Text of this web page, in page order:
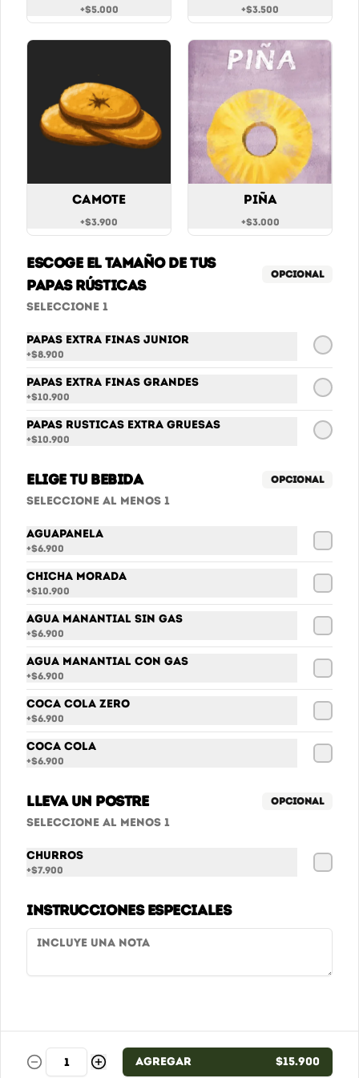
Coca Cola Original
Coca cola original 400ml
Coca Cola Zero
Sprite
Sprite
$6.900
Conócenos
Cobertura
Promociones - Términos y condiciones
Política de privacidad
Mi cuenta
Iniciar sesión
+$5.000 +$3.500
Camote
+$3.900
Piña
+$3.000
Escoge el tamaño de tus
papas Rústicas
Opcional
Seleccione 1
Papas Extra finas Junior
+$8.900
Papas Extra finas Grandes
+$10.900
Papas Rusticas Extra Gruesas
+$10.900
Elige tu bebida Opcional
Seleccione al menos 1
Aguapanela
+$6.900
Chicha Morada
+$10.900
Agua Manantial sin gas
+$6.900
Agua Manantial con gas
+$6.900
Coca Cola Zero
+$6.900
Coca Cola
+$6.900
Lleva un postre Opcional
Seleccione al menos 1
Churros
+$7.900
Instrucciones especiales
Agregar $15.900